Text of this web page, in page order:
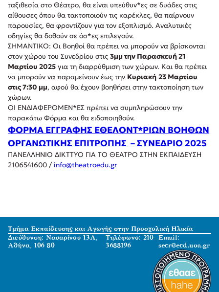
ταξιθεσία στο Θέατρο, θα είναι υπεύθυν*ες σε δυάδες στις
αίθουσες όπου θα τακτοποιούν τις καρέκλες, θα παίρνουν
παρουσίες, θα φροντίζουν για τον εξοπλισμό. Αναλυτικές
οδηγίες θα δοθούν σε όσ*ες επιλεγούν.
ΣΗΜΑΝΤΙΚΟ: Οι Βοηθοί θα πρέπει να μπορούν να βρίσκονται
στον χώρου του Συνεδρίου στις 3μμ την Παρασκευή 21
Μαρτίου 2025 για τη διαρρύθμιση των χώρων. Και θα πρέπει
να μπορούν να παραμείνουν έως την Κυριακή 23 Μαρτίου
στις 7:30 μμ, αφού θα έχουν βοηθήσει στην τακτοποίηση των
χώρων.
ΟΙ ΕΝΔΙΑΦΕΡΟΜΕΝ*ΕΣ πρέπει να συμπληρώσουν την
παρακάτω Φόρμα και θα ειδοποιηθούν.
ΦΟΡΜΑ ΕΓΓΡΑΦΗΣ ΕΘΕΛΟΝΤ*ΡΙΩΝ ΒΟΗΘΩΝ
ΟΡΓΑΝΩΤΙΚΗΣ ΕΠΙΤΡΟΠΗΣ – ΣΥΝΕΔΡΙΟ 2025
ΠΑΝΕΛΛΗΝΙΟ ΔΙΚΤΤΥΟ ΓΙΑ ΤΟ ΘΕΑΤΡΟ ΣΤΗΝ ΕΚΠΑΙΔΕΥΣΗ
2106541600 / info@theatroedu.gr
Τμήμα Εκπαίδευσης και Αγωγής στην Προσχολική Ηλικία
Διεύθυνση: Ναυαρίνου 13Α,
Αθήνα, 106 80
Τηλέφωνο: 210-
3688196
Email:
secr@ecd.uoa.gr